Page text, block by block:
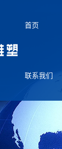
首页
联系我们